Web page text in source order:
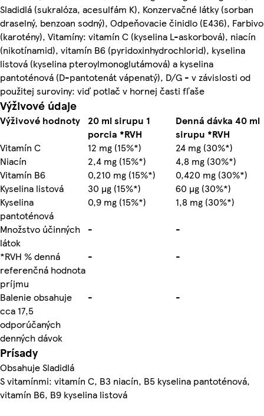
Sladidlá (sukralóza, acesulfám K), Konzervačné látky (sorban
draselný, benzoan sodný), Odpeňovacie činidlo (E436), Farbivo
(karotény), Vitamíny: vitamín C (kyselina L-askorbová), niacín
(nikotínamid), vitamín B6 (pyridoxinhydrochlorid), kyselina
listová (kyselina pteroylmonoglutámová) a kyselina
pantoténová (D-pantotenát vápenatý), D/G - v závislosti od
použitej suroviny: viď potlač v hornej časti fľaše
Výživové údaje
Výživové hodnoty
20 ml sirupu 1
porcia *RVH
Denná dávka 40 ml
sirupu *RVH
Vitamín C
12 mg (15%*)
24 mg (30%*)
Niacín
2,4 mg (15%*)
4,8 mg (30%*)
Vitamín B6
0,210 mg (15%*)
0,420 mg (30%*)
Kyselina listová
30 µg (15%*)
60 µg (30%*)
Kyselina
pantoténová
0,9 mg (15%*)
1,8 mg (30%*)
Množstvo účinných
látok
-
-
*RVH % denná
referenčná hodnota
príjmu
- -
Balenie obsahuje
cca 17,5
odporúčaných
denných dávok
- -
Prísady
Obsahuje Sladidlá
S vitamínmi: vitamín C, B3 niacín, B5 kyselina pantoténová,
vitamín B6, B9 kyselina listová